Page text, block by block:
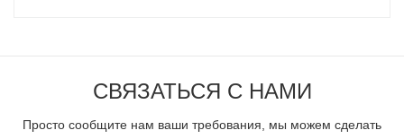
СВЯЗАТЬСЯ С НАМИ
Просто сообщите нам ваши требования, мы можем сделать